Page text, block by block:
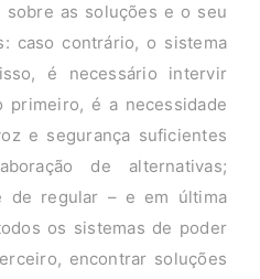
sobre as soluções e o seu
caso contrário, o sistema
é necessário intervir
primeiro, é a necessidade
e segurança suficientes
de alternativas;
de regular – e em última
os sistemas de poder
encontrar soluções